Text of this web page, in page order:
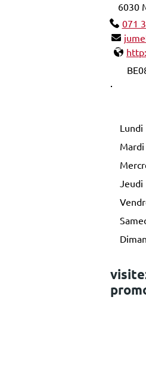
6030
071
Lundi
Mardi
Jeudi